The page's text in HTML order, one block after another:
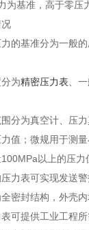
为基准，高于零压
的基准分为一般
为精密压力表 、
分为真空计、压
值；微规用于测
以上的压力
力表可实现发送警
密封结构，外壳
可提供工业工程